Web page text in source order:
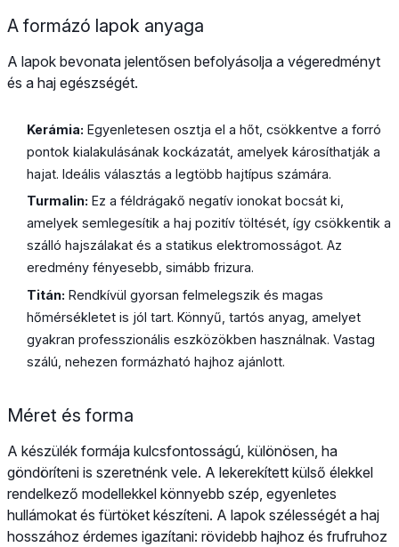
A formázó lapok anyaga
A lapok bevonata jelentősen befolyásolja a végeredményt
és a haj egészségét.
Kerámia: Egyenletesen osztja el a hőt, csökkentve a forró
pontok kialakulásának kockázatát, amelyek károsíthatják a
hajat. Ideális választás a legtöbb hajtípus számára.
Turmalin: Ez a féldrágakő negatív ionokat bocsát ki,
amelyek semlegesítik a haj pozitív töltését, így csökkentik a
szálló hajszálakat és a statikus elektromosságot. Az
eredmény fényesebb, simább frizura.
Titán: Rendkívül gyorsan felmelegszik és magas
hőmérsékletet is jól tart. Könnyű, tartós anyag, amelyet
gyakran professzionális eszközökben használnak. Vastag
szálú, nehezen formázható hajhoz ajánlott.
Méret és forma
A készülék formája kulcsfontosságú, különösen, ha
göndöríteni is szeretnénk vele. A lekerekített külső élekkel
rendelkező modellekkel könnyebb szép, egyenletes
hullámokat és fürtöket készíteni. A lapok szélességét a haj
hosszához érdemes igazítani: rövidebb hajhoz és frufruhoz